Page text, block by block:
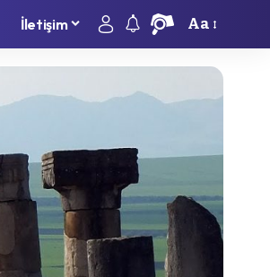
İletişim Aa